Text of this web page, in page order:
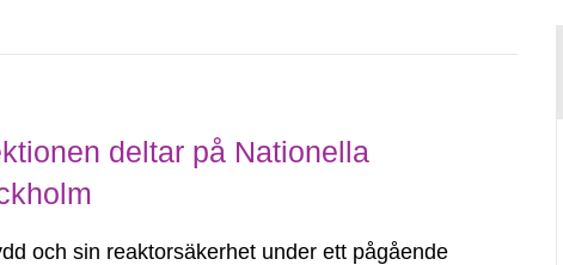
deltar på Nationella
och sin reaktorsäkerhet under ett pågående